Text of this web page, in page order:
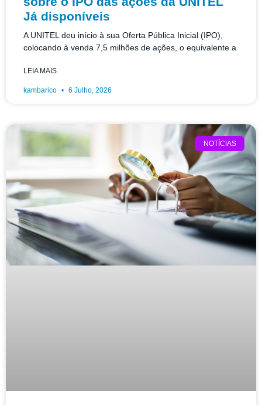
Já disponíveis
A UNITEL deu início à sua Oferta Pública Inicial (IPO),
colocando à venda 7,5 milhões de ações, o equivalente a
LEIA MAIS
kambarico 6 Julho, 2026
NOTÍCIAS